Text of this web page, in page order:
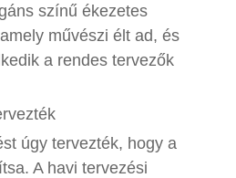
színű ékezetes
művészi élt ad, és
a rendes tervezők
úgy tervezték, hogy a
A havi tervezési